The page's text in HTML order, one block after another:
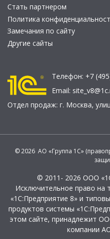
Стать партнером
Политика
Замечания по сайту
Другие сайты
Телефон: +7
Email:
Отдел продаж: г. Москва,
© 2026 АО «Группа 1С»
© 2011- 2026 ООО
Исключительное право на
«1С:Предприятие 8» и
продуктов системы
этом сайте, принадлежит
компании